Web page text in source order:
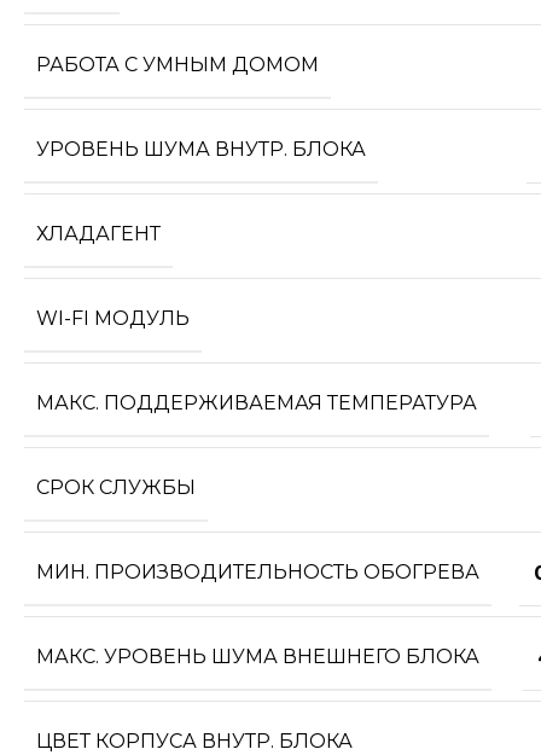
РАБОТА С УМНЫМ ДОМОМ
УРОВЕНЬ ШУМА ВНУТР. БЛОКА
ХЛАДАГЕНТ
WI-FI МОДУЛЬ
МАКС. ПОДДЕРЖИВАЕМАЯ ТЕМПЕРАТУРА
СРОК СЛУЖБЫ
МИН. ПРОИЗВОДИТЕЛЬНОСТЬ ОБОГРЕВА
МАКС. УРОВЕНЬ ШУМА ВНЕШНЕГО БЛОКА
ЦВЕТ КОРПУСА ВНУТР. БЛОКА